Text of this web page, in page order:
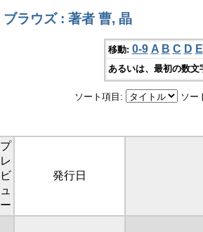
ブラウズ : 著者 曹, 晶
移動: 0-9 A B C D E
あるいは、最初の数
ソート項目: ソー
プ
レ
ビ
ュ
ー
発行日